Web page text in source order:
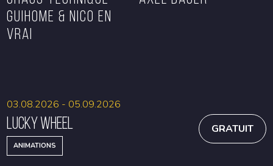
GUIHOME & NICO EN
VRAI
Lucky Wheel
ANIMATIONS
03.08.2026 - 05.09.2026
GRATUIT